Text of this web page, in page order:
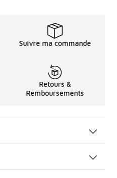
Suivre ma commande
Retours &
Remboursements